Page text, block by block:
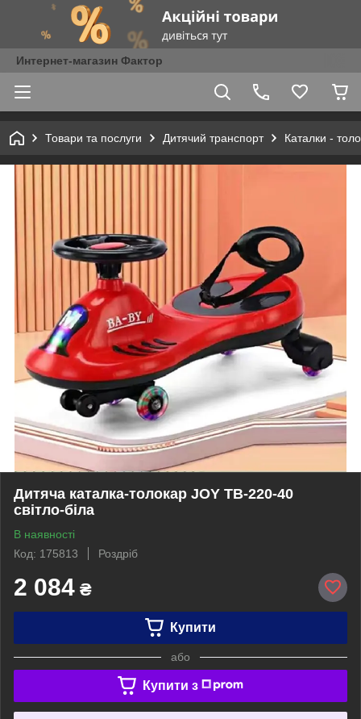
Интернет-магазин Фактор
Товари та послуги Дитячий транспорт Каталки -
Дитяча каталка-толокар JOY TB-220-40
світло-біла
В наявності
Код: 175813
Роздріб
2 084 ₴
Купити
або
Купити з